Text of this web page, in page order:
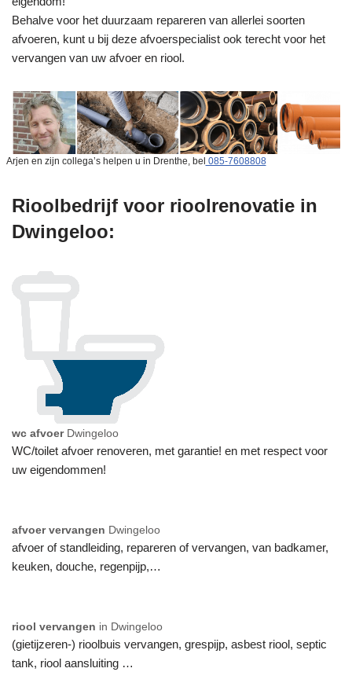
Behalve voor het duurzaam repareren van allerlei soorten
afvoeren, kunt u bij deze afvoerspecialist ook terecht voor het
vervangen van uw afvoer en riool.
Arjen en zijn collega’s helpen u in Drenthe, bel 085-7608808
Rioolbedrijf voor rioolrenovatie in
Dwingeloo:
wc afvoer Dwingeloo
WC/toilet afvoer renoveren, met garantie! en met respect voor
uw eigendommen!
afvoer vervangen Dwingeloo
afvoer of standleiding, repareren of vervangen, van badkamer,
keuken, douche, regenpijp,…
riool vervangen in Dwingeloo
(gietijzeren-) rioolbuis vervangen, grespijp, asbest riool, septic
tank, riool aansluiting …